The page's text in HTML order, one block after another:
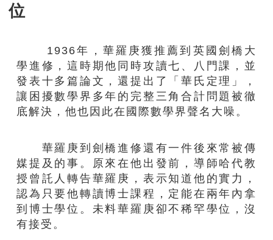
位
1936年，華羅庚獲推薦到英國劍橋大
學進修，這時期他同時攻讀七、八門課，並
發表十多篇論文，還提出了「華氏定理」，
讓困擾數學界多年的完整三角合計問題被徹
底解決，他也因此在國際數學界聲名大噪。
華羅庚到劍橋進修還有一件後來常被傳
媒提及的事。原來在他出發前，導師哈代教
授曾託人轉告華羅庚，表示知道他的實力，
認為只要他轉讀博士課程，定能在兩年內拿
到博士學位。未料華羅庚卻不稀罕學位，沒
有接受。